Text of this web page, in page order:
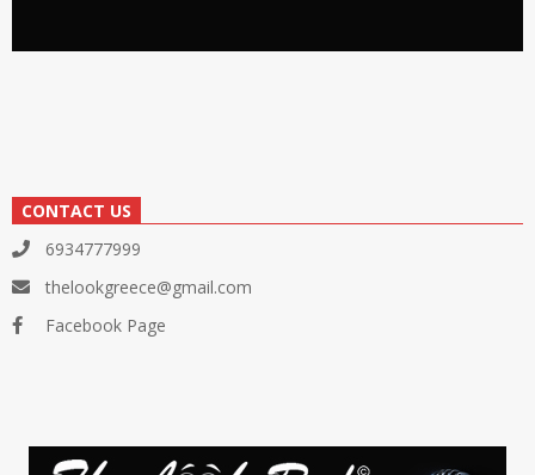
CONTACT US
6934777999
thelookgreece@gmail.com
Facebook Page